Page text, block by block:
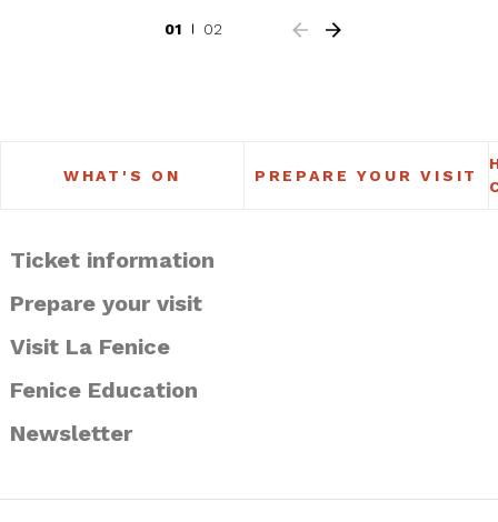
01 02
WHAT'S ON PREPARE YOUR VISIT
Ticket information
Prepare your visit
Visit La Fenice
Fenice Education
Newsletter